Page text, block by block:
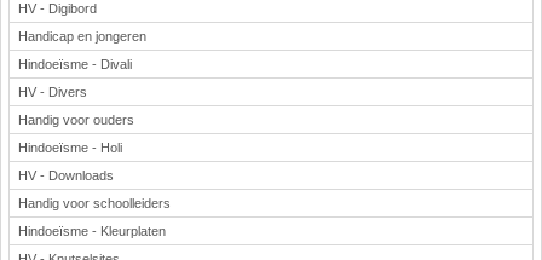
HV - Digibord
Handicap en jongeren
Hindoeïsme - Divali
HV - Divers
Handig voor ouders
Hindoeïsme - Holi
HV - Downloads
Handig voor schoolleiders
Hindoeïsme - Kleurplaten